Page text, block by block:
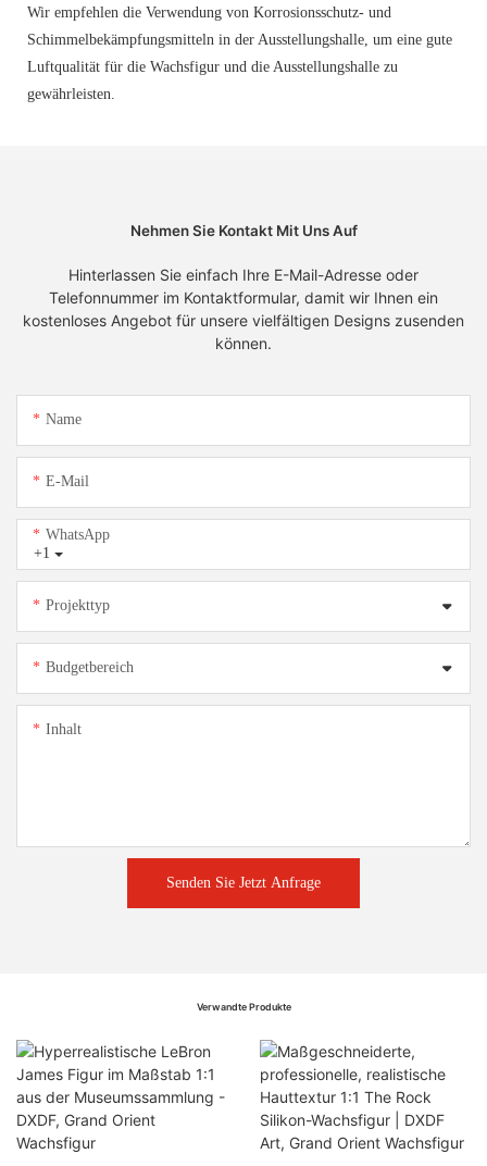
Wir empfehlen die Verwendung von Korrosionsschutz- und
Schimmelbekämpfungsmitteln in der Ausstellungshalle, um eine gute
Luftqualität für die Wachsfigur und die Ausstellungshalle zu
gewährleisten.
Nehmen Sie Kontakt Mit Uns Auf
Hinterlassen Sie einfach Ihre E-Mail-Adresse oder
Telefonnummer im Kontaktformular, damit wir Ihnen ein
kostenloses Angebot für unsere vielfältigen Designs zusenden
können.
Name
E-Mail
+1
WhatsApp
Projekttyp
Budgetbereich
Inhalt
Senden Sie Jetzt Anfrage
Verwandte Produkte